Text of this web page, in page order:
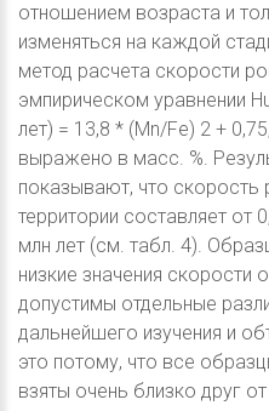
отношением возраста и
изменяться на каждой
метод расчета скорости
эмпирическом уравнении
лет) = 13,8 * (Mn/Fe) 2 +
выражено в масс. %.
показывают, что скорость
территории составляет
млн лет (см. табл. 4).
низкие значения
допустимы отдельные
дальнейшего изучения и
это потому, что все
взяты очень близко друг